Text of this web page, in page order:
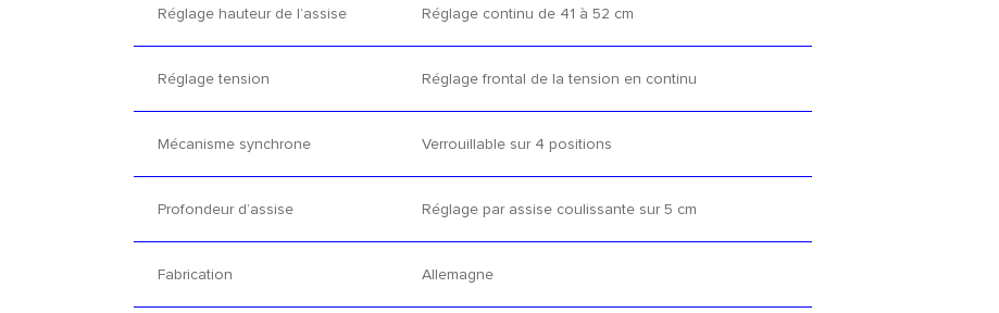
Réglage hauteur de l’assise Réglage continu de 41 à 52 cm
Réglage tension Réglage frontal de la tension en continu
Mécanisme synchrone Verrouillable sur 4 positions
Profondeur d’assise Réglage par assise coulissante sur 5 cm
Fabrication Allemagne